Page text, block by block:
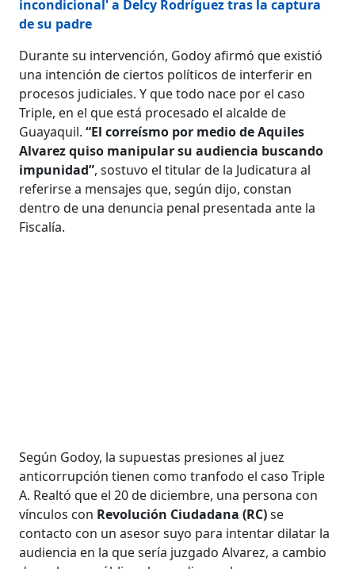
incondicional' a Delcy Rodríguez tras la captura
de su padre
Durante su intervención, Godoy afirmó que existió
una intención de ciertos políticos de interferir en
procesos judiciales. Y que todo nace por el caso
Triple, en el que está procesado el alcalde de
Guayaquil.“El correísmo por medio de Aquiles
Alvarez quiso manipular su audiencia buscando
impunidad”, sostuvo el titular de la Judicatura al
referirse a mensajes que, según dijo, constan
dentro de una denuncia penal presentada ante la
Fiscalía.
Según Godoy, la supuestas presiones al juez
anticorrupción tienen como tranfodo el caso Triple
A. Realtó que el 20 de diciembre, una persona con
vínculos con Revolución Ciudadana (RC)se
contacto con un asesor suyo para intentar dilatar la
audiencia en la que sería juzgado Alvarez, a cambio